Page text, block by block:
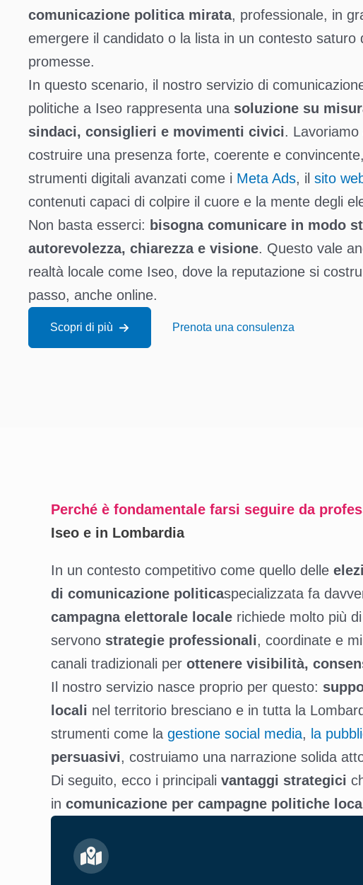
comunicazione politica mirata, professionale, in
emergere il candidato o la lista in un contesto saturo
promesse.
In questo scenario, il nostro servizio di
politiche a Iseo rappresenta una soluzione su
sindaci, consiglieri e movimenti civici.
costruire una presenza forte, coerente e
strumenti digitali avanzati come i Meta Ads, il sito
contenuti capaci di colpire il cuore e la mente degli
Non basta esserci: bisogna comunicare in modo
autorevolezza, chiarezza e visione. Questo vale
realtà locale come Iseo, dove la reputazione si
passo, anche online.
Scopri di più Prenota una consulenza
Perché è fondamentale farsi seguire da
Iseo e in Lombardia
In un contesto competitivo come quello delle
di comunicazione politicaspecializzata fa
campagna elettorale locale richiede molto più
servono strategie professionali, coordinate e
canali tradizionali per ottenere visibilità,
Il nostro servizio nasce proprio per questo:
locali nel territorio bresciano e in tutta la
strumenti come la gestione social media, la
persuasivi, costruiamo una narrazione solida
Di seguito, ecco i principali vantaggi strategici
in comunicazione per campagne politiche